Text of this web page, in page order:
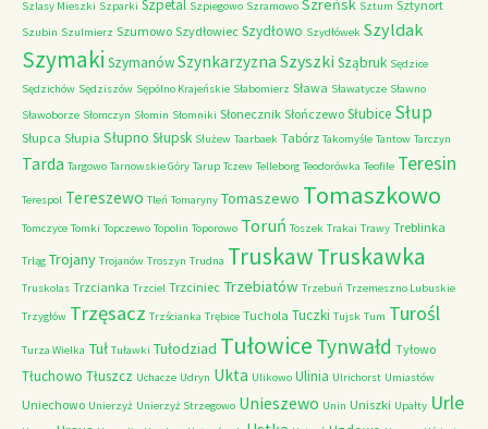
Szlasy Mieszki Szparki Szpetal Szpiegowo Szramowo Szreńsk Sztum Sztynort
Szubin Szulmierz Szumowo Szydłowiec Szydłowo Szydłówek Szyldak
Szymaki SzymanówSzynkarzyzna Szyszki Sząbruk Sędzice
Sędzichów Sędziszów Sępólno Krajeńskie Słabomierz Sława Sławatycze Sławno
Sławoborze Słomczyn Słomin Słomniki Słonecznik Słończewo Słubice Słup
Słupca Słupia Słupno Słupsk Służew Taarbaek Tabórz Takomyśle Tantow Tarczyn
Tarda Targowo Tarnowskie Góry Tarup Tczew Telleborg Teodorówka Teofile Teresin
Terespol Tereszewo Tleń Tomaryny Tomaszewo Tomaszkowo
Tomczyce Tomki Topczewo Topolin Toporowo Toruń Toszek Trakai Trawy Treblinka
Trląg Trojany Trojanów Troszyn Trudna TruskawTruskawka
Truskolas Trzcianka Trzciel Trzciniec Trzebiatów Trzebuń Trzemeszno Lubuskie
Trzygłów Trzęsacz Trzścianka Trębice Tuchola Tuczki Tujsk Tum Turośl
Turza Wielka Tuł Tuławki Tułodziad Tułowice Tynwałd Tyłowo
Tłuchowo Tłuszcz Uchacze Udryn Ukta Ulikowo Ulinia Ulrichorst Umiastów
Uniechowo Unierzyż Unierzyż Strzegowo Unieszewo Unin Uniszki Upałty Urle